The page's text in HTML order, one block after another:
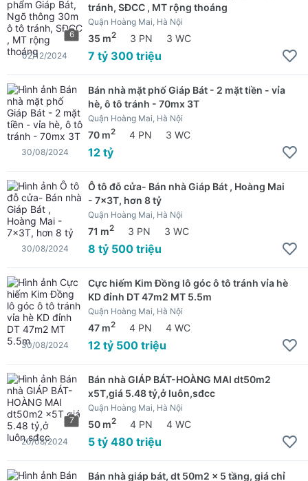
6
tránh, SĐCC , MT rộng thoáng
Quận Hoàng Mai, Hà Nội
35 m2 3 PN 3 WC
7 tỷ 300 triệu
02/12/2024
Bán nhà mặt phố Giáp Bát - 2 mặt tiền - vỉa
hè, ô tô tránh - 70mx 3T
Quận Hoàng Mai, Hà Nội
70 m2 4 PN 3 WC
12 tỷ
30/08/2024
Ô tô đỗ cửa- Bán nhà Giáp Bát , Hoàng Mai
- 7x3T, hơn 8 tỷ
Quận Hoàng Mai, Hà Nội
71 m2 3 PN 3 WC
8 tỷ 500 triệu
30/08/2024
Cực hiếm Kim Đồng lô góc ô tô tránh vỉa hè
KD đỉnh DT 47m2 MT 5.5m
Quận Hoàng Mai, Hà Nội
47 m2 4 PN 4 WC
12 tỷ 500 triệu
30/08/2024
7
Bán nhà GIÁP BÁT-HOÀNG MAI dt50m2
x5T,giá 5.48 tỷ,ở luôn,sđcc
Quận Hoàng Mai, Hà Nội
50 m2 4 PN 4 WC
5 tỷ 480 triệu
20/08/2024
Bán nhà giáp bát, dt 50m2 x 5 tầng, giá chỉ